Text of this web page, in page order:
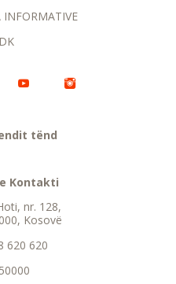
INFORMATIVE
tënd
Kontakti
nr. 128,
Kosovë
620 620